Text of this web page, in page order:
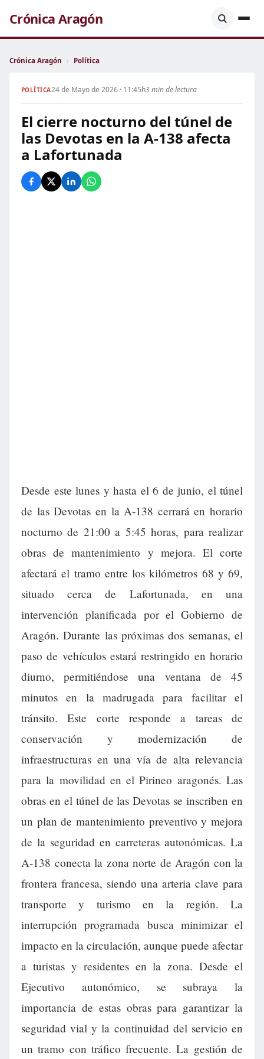
Crónica Aragón
Crónica Aragón › Política
POLÍTICA24 de Mayo de 2026 · 11:45h3 min de lectura
El cierre nocturno del túnel de
las Devotas en la A-138 afecta
a Lafortunada
Desde este lunes y hasta el 6 de junio, el túnel
de las Devotas en la A-138 cerrará en horario
nocturno de 21:00 a 5:45 horas, para realizar
obras de mantenimiento y mejora. El corte
afectará el tramo entre los kilómetros 68 y 69,
situado cerca de Lafortunada, en una
intervención planificada por el Gobierno de
Aragón. Durante las próximas dos semanas, el
paso de vehículos estará restringido en horario
diurno, permitiéndose una ventana de 45
minutos en la madrugada para facilitar el
tránsito. Este corte responde a tareas de
conservación y modernización de
infraestructuras en una vía de alta relevancia
para la movilidad en el Pirineo aragonés. Las
obras en el túnel de las Devotas se inscriben en
un plan de mantenimiento preventivo y mejora
de la seguridad en carreteras autonómicas. La
A-138 conecta la zona norte de Aragón con la
frontera francesa, siendo una arteria clave para
transporte y turismo en la región. La
interrupción programada busca minimizar el
impacto en la circulación, aunque puede afectar
a turistas y residentes en la zona. Desde el
Ejecutivo autonómico, se subraya la
importancia de estas obras para garantizar la
seguridad vial y la continuidad del servicio en
un tramo con tráfico frecuente. La gestión de